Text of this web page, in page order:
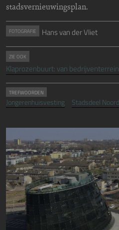
stadsvernieuwingsplan.
FOTOGRAFIE Hans van der Vliet
ZIE OOK
Klaprozenbuurt: van
TREFWOORDEN
Jongerenhuisvesting Stadsdeel Noord